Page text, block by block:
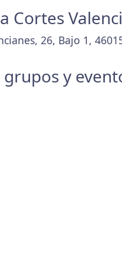
Cortes
26, Bajo 1,
y